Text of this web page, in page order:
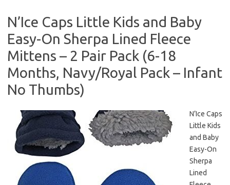
N’Ice Caps Little Kids and Baby
Easy-On Sherpa Lined Fleece
Mittens – 2 Pair Pack (6-18
Months, Navy/Royal Pack – Infant
No Thumbs)
N’Ice Caps
Little Kids
and Baby
Easy-On
Sherpa
Lined